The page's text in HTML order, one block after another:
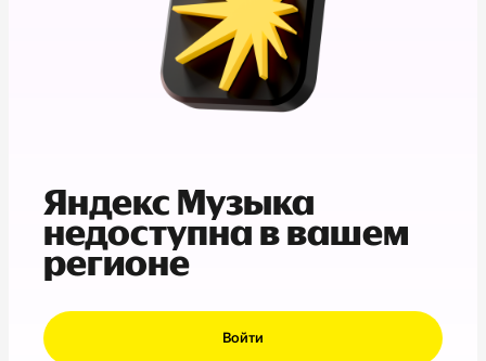
Яндекс Музыка
недоступна в вашем
регионе
Войти